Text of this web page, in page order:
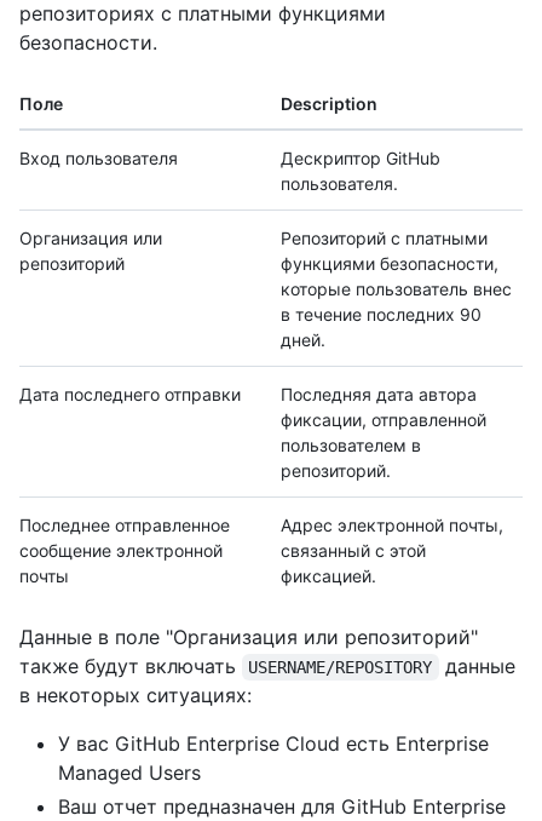
репозиториях с платными функциями
безопасности.
Поле Description
Вход пользователя
Дескриптор GitHub
пользователя.
Организация или
репозиторий
Репозиторий с платными
функциями безопасности,
которые пользователь внес
в течение последних 90
дней.
Дата последнего отправки
Последняя дата автора
фиксации, отправленной
пользователем в
репозиторий.
Последнее отправленное
сообщение электронной
почты
Адрес электронной почты,
связанный с этой
фиксацией.
Данные в поле "Организация или репозиторий"
также будут включать
USERNAME/REPOSITORY
данные
в некоторых ситуациях:
У вас GitHub Enterprise Cloud есть Enterprise
Managed Users
Ваш отчет предназначен для GitHub Enterprise